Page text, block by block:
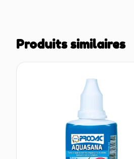
Produits similaires